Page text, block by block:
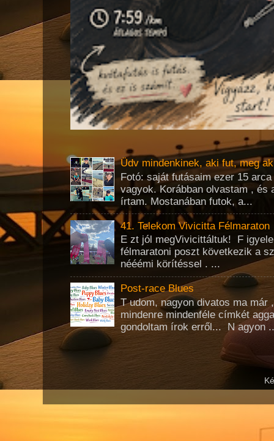
Üdv mindenkinek, aki fut, meg
Fotó: saját futásaim ezer 15
vagyok. Korábban olvastam , és
írtam. Mostanában futok, a...
41. Telekom Vivicitta Félmaraton
E zt jól megVivicittáltuk! F
félmaratoni poszt következik a
nééémi körítéssel . ...
Post-race Blues
T udom, nagyon divatos ma már
mindenre mindenféle címkét
gondoltam írok erről... N agyon